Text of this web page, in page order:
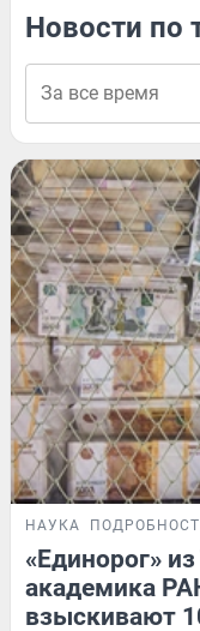
Новости по
НАУКА
«Единорог»
академика
взыскивают